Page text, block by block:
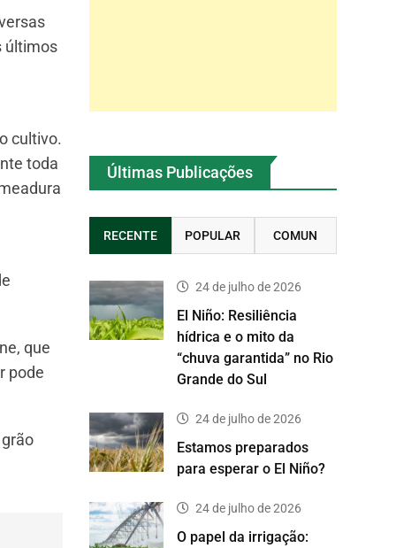
últimos
cultivo.
toda
que
pode
Últimas Publicações
RECENTE POPULAR COMUN
24 de julho de 2026
El Niño: Resiliência
hídrica e o mito da
“chuva garantida” no Rio
Grande do Sul
24 de julho de 2026
Estamos preparados
para esperar o El Niño?
24 de julho de 2026
O papel da irrigação: